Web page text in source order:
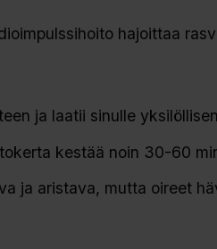
hajoittaa
ja laatii sinulle
kestää noin 30-60
ja aristava, mutta oireet